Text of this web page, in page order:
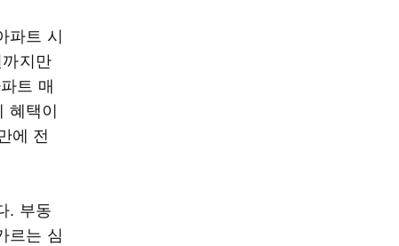
파트 시
지만
트 매
혜택이
에 전
. 부동
르는 심